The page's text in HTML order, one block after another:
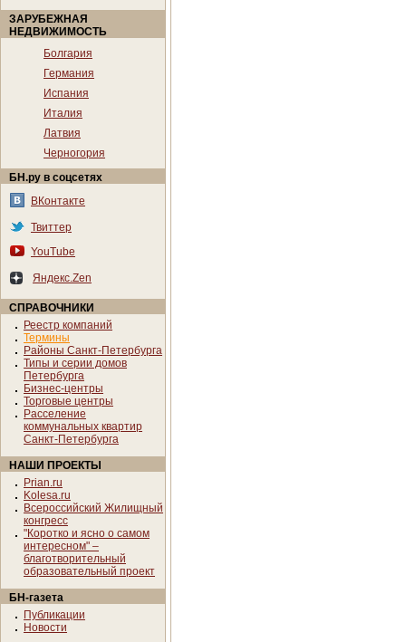
ЗАРУБЕЖНАЯ
НЕДВИЖИМОСТЬ
Болгария
Германия
Испания
Италия
Латвия
Черногория
БН.ру в соцсетях
ВКонтакте
Твиттер
YouTube
Яндекс.Zen
СПРАВОЧНИКИ
Реестр компаний
Термины
Районы Санкт-Петербурга
Типы и серии домов
Петербурга
Бизнес-центры
Торговые центры
Расселение
коммунальных квартир
Санкт-Петербурга
НАШИ ПРОЕКТЫ
Prian.ru
Kolesa.ru
Всероссийский Жилищный
конгресс
"Коротко и ясно о самом
интересном" –
благотворительный
образовательный проект
БН-газета
Публикации
Новости